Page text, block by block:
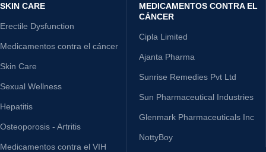
SKIN CARE
Erectile Dysfunction
Medicamentos contra el cáncer
Skin Care
Sexual Wellness
Hepatitis
Osteoporosis - Artritis
Medicamentos contra el VIH
MEDICAMENTOS CONTRA EL
CÁNCER
Cipla Limited
Ajanta Pharma
Sunrise Remedies Pvt Ltd
Sun Pharmaceutical Industries
Glenmark Pharmaceuticals Inc
NottyBoy